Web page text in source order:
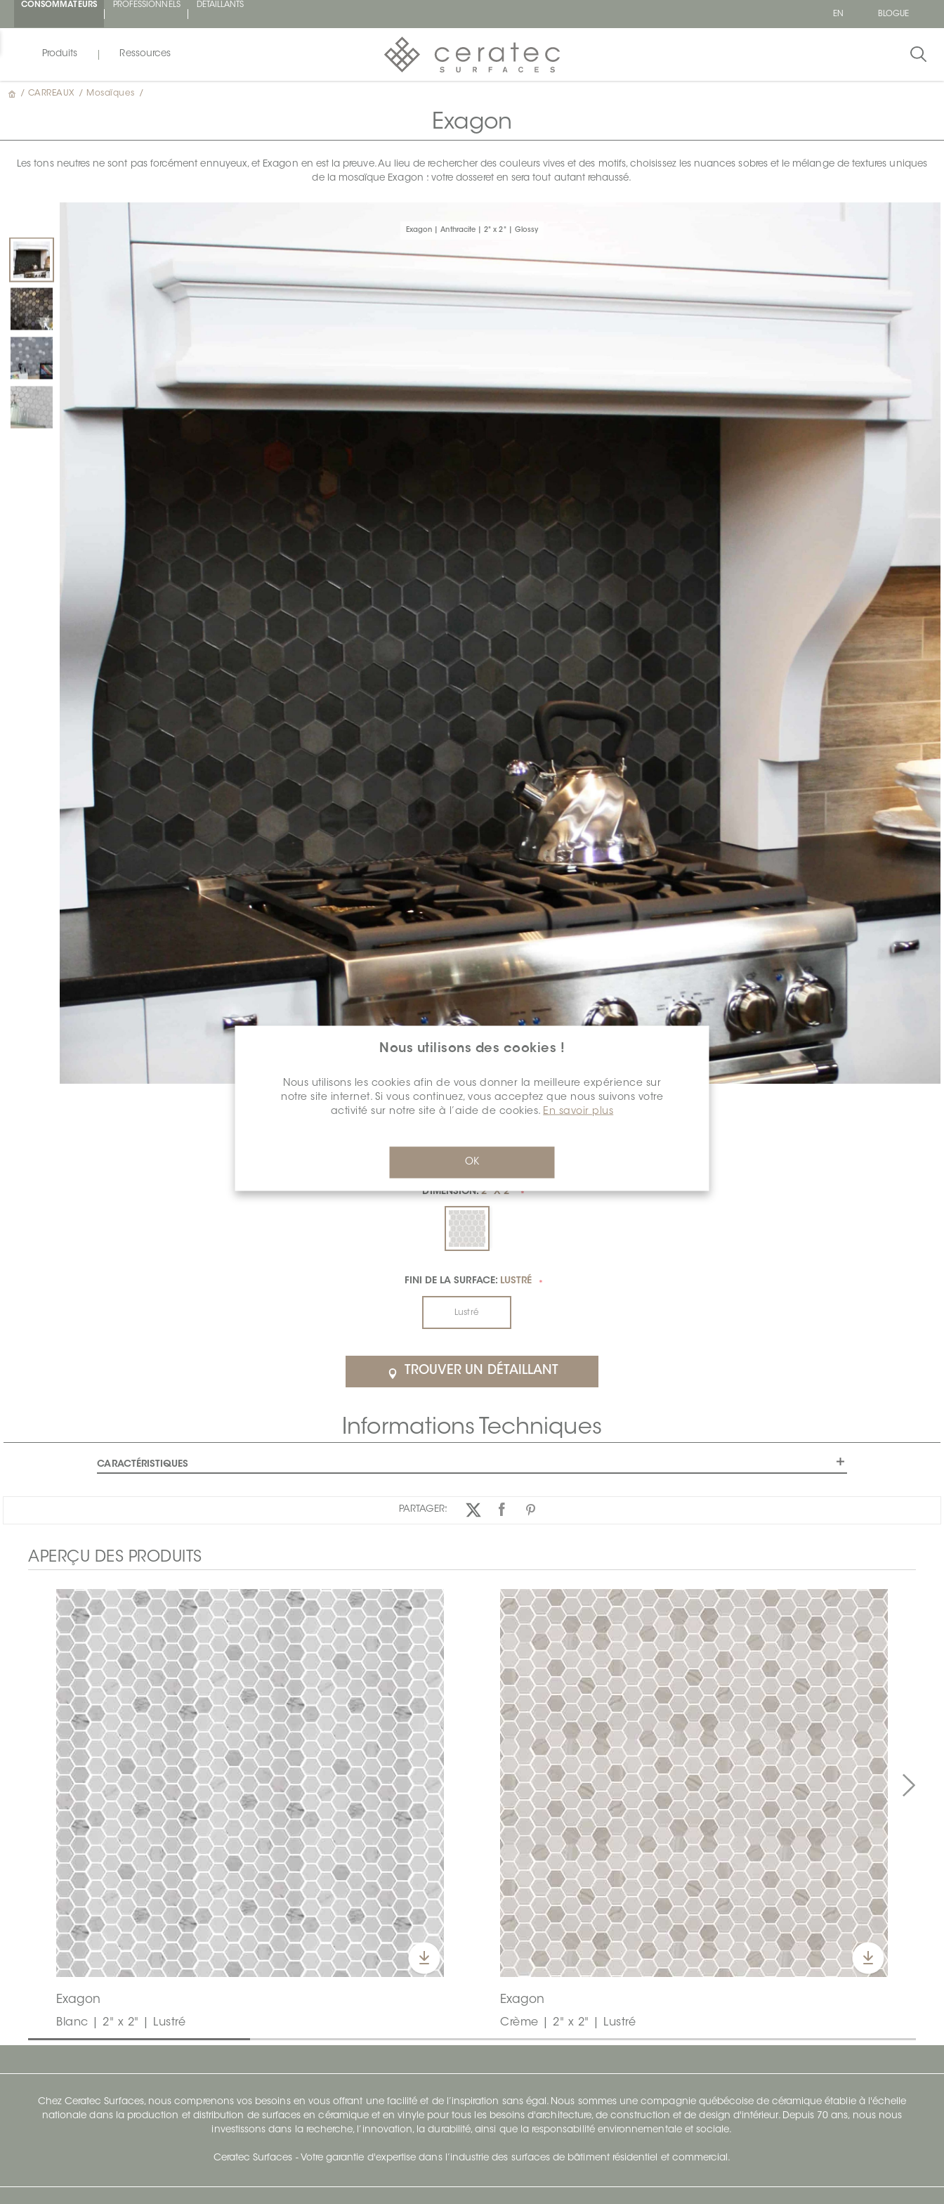
CONSOMMATEURS PROFESSIONNELS
DÉTAILLANTS
EN
BLOGUE
Produits Ressources
Nous utilisons des cookies !
Nous utilisons les cookies afin de vous donner la meilleure expérience sur
notre site internet. Si vous continuez, vous acceptez que nous suivons votre
activité sur notre site à l’aide de cookies. En savoir plus
OK
/ CARREAUX / Mosaïques /
Exagon
Les tons neutres ne sont pas forcément ennuyeux, et Exagon en est la preuve. Au lieu de rechercher des couleurs vives et des motifs, choisissez les nuances sobres et le mélange de textures uniques
de la mosaïque Exagon : votre dosseret en sera tout autant rehaussé.
Exagon | Anthracite | 2" x 2" | Glossy
COULEUR:ANTHRACITE
DIMENSION:2" X 2" *
FINI DE LA SURFACE: LUSTRÉ *
Lustré
TROUVER UN DÉTAILLANT
Informations Techniques
CARACTÉRISTIQUES
PARTAGER:
APERÇU DES PRODUITS
Exagon
Blanc | 2" x 2" | Lustré
Exagon
Crème | 2" x 2" | Lustré
Chez Ceratec Surfaces, nous comprenons vos besoins en vous offrant une facilité et de l’inspiration sans égal. Nous sommes une compagnie québécoise de céramique établie à l'échelle
nationale dans la production et distribution de surfaces en céramique et en vinyle pour tous les besoins d'architecture, de construction et de design d'intérieur. Depuis 70 ans, nous nous
investissons dans la recherche, l’innovation, la durabilité, ainsi que la responsabilité environnementale et sociale.
Ceratec Surfaces - Votre garantie d'expertise dans l’industrie des surfaces de bâtiment résidentiel et commercial.